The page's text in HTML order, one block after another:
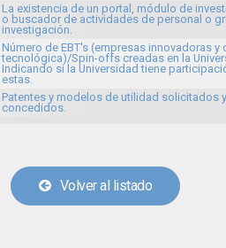
La existencia de un portal, módulo de
o buscador de actividades de personal o
investigación.
Número de EBT's (empresas innovadoras y
tecnológica)/Spin-offs creadas en la
Indicando si la Universidad tiene
estas.
Patentes y modelos de utilidad solicitados
concedidos.
Volver al listado